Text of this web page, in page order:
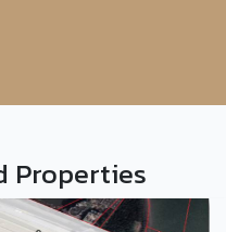
Properties